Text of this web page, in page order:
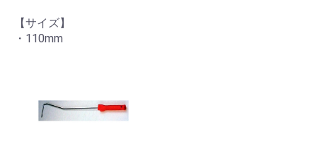
【サイズ】
・110mm